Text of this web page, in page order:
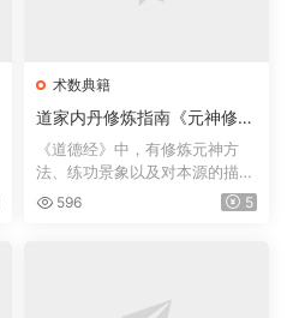
术数典籍
道家内丹修炼指南《元神修炼
法》
《道德经》中，有修炼元神方
法、练功景象以及对本源的描
述。如： 谷神不死、是谓...
596 5